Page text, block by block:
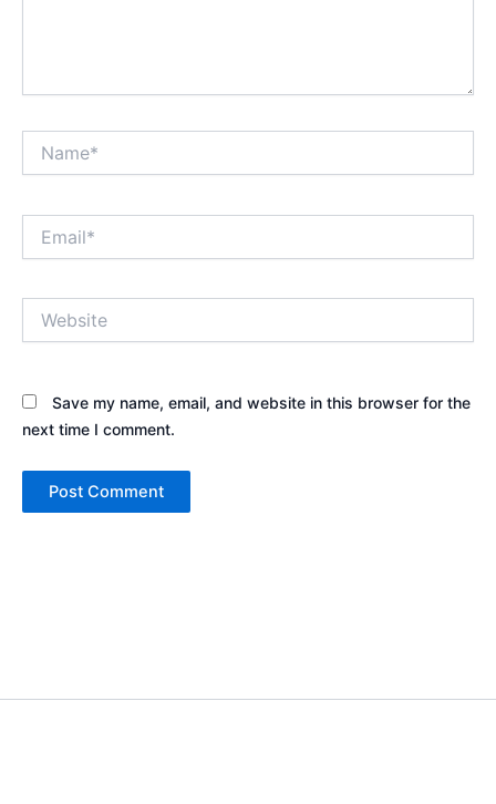
Save my name, email, and website in this browser for the
next time I comment.